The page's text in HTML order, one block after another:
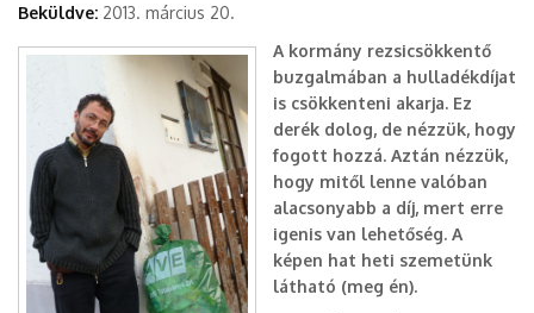
Beküldve: 2013. március 20.
A kormány rezsicsökkentő
buzgalmában a hulladékdíjat
is csökkenteni akarja. Ez
derék dolog, de nézzük, hogy
fogott hozzá. Aztán nézzük,
hogy mitől lenne valóban
alacsonyabb a díj, mert erre
igenis van lehetőség. A
képen hat heti szemetünk
látható (meg én).